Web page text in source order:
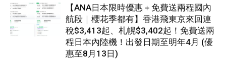
【ANA日本限時優惠＋免費送兩程國內
航段｜櫻花季都有】香港飛東京來回連
稅$3,413起、札幌$3,402起！免費送兩
程日本內陸機！出發日期至明年4月 (優
惠至8月13日)